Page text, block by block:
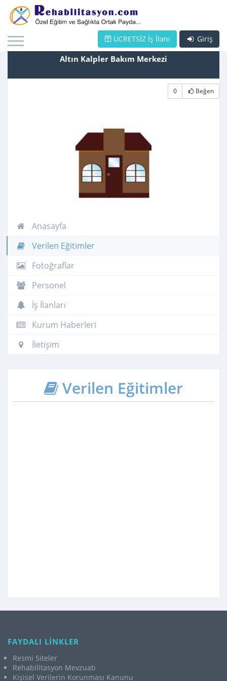
Giriş
ÜCRETSİZ İş İlanı
Altın Kalpler Bakım Merkezi
0 Beğen
Anasayfa
Verilen Eğitimler
Fotoğraflar
Personel
İş İlanları
Kurum Haberleri
İletişim
Verilen Eğitimler
FAYDALI LİNKLER
Resmi Siteler
Rehabilitasyon Mevzuatı
Kişisel Verilerin Korunması Kanunu